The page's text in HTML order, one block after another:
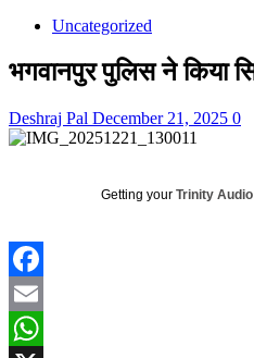
Uncategorized
भगवानपुर पुलिस ने किया
Deshraj Pal December 21, 2025 0
Getting your Trinity Audio
Facebook
Email